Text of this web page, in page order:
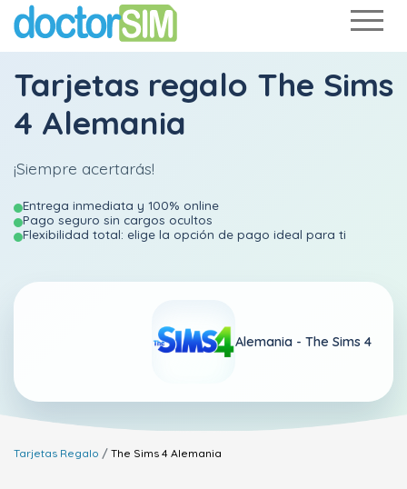
Tarjetas regalo The Sims
4 Alemania
¡Siempre acertarás!
Entrega inmediata y 100% online
Pago seguro sin cargos ocultos
Flexibilidad total: elige la opción de pago ideal para ti
Alemania - The Sims 4
Tarjetas Regalo The Sims 4 Alemania